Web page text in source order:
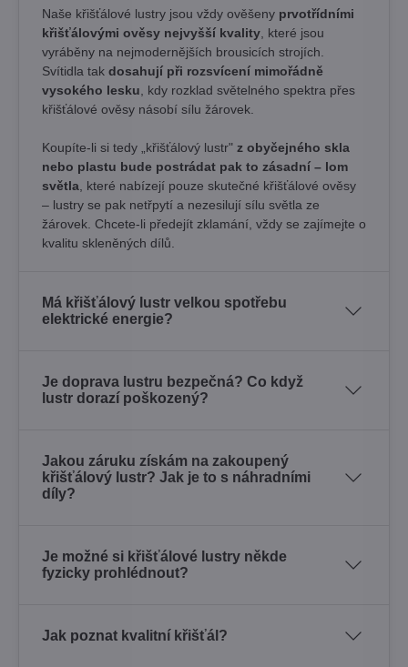
Naše křišťálové lustry jsou vždy ověšeny prvotřídními
křišťálovými ověsy nejvyšší kvality , které jsou
vyráběny na nejmodernějších brousicích strojích.
Svítidla tak dosahují při rozsvícení mimořádně
vysokého lesku , kdy rozklad světelného spektra přes
křišťálové ověsy násobí sílu žárovek. ​
Koupíte-li si tedy „křišťálový lustr" z obyčejného skla
nebo plastu bude postrádat pak to zásadní – lom
světla , které nabízejí pouze skutečné křišťálové ověsy
– lustry se pak netřpytí a nezesilují sílu světla ze
žárovek. Chcete-li předejít zklamání, vždy se zajímejte o
kvalitu skleněných dílů.
Má křišťálový lustr velkou spotřebu
elektrické energie?
Je doprava lustru bezpečná? Co když
lustr dorazí poškozený?
Jakou záruku získám na zakoupený
křišťálový lustr? Jak je to s náhradními
díly?
Je možné si křišťálové lustry někde
fyzicky prohlédnout?
Jak poznat kvalitní křišťál?